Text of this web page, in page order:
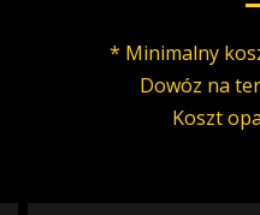
* Minimalny
Dowóz na
Koszt